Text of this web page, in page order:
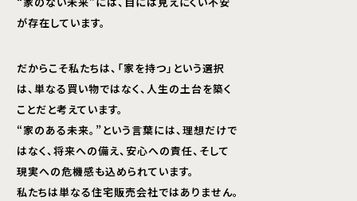
が存在しています。
だからこそ私たちは、「家を持つ」という選択
は、単なる買い物ではなく、人生の土台を築く
ことだと考えています。
“家のある未来。”という言葉には、理想だけで
はなく、将来への備え、安心への責任、そして
現実への危機感も込められています。
私たちは単なる住宅販売会社ではありません。